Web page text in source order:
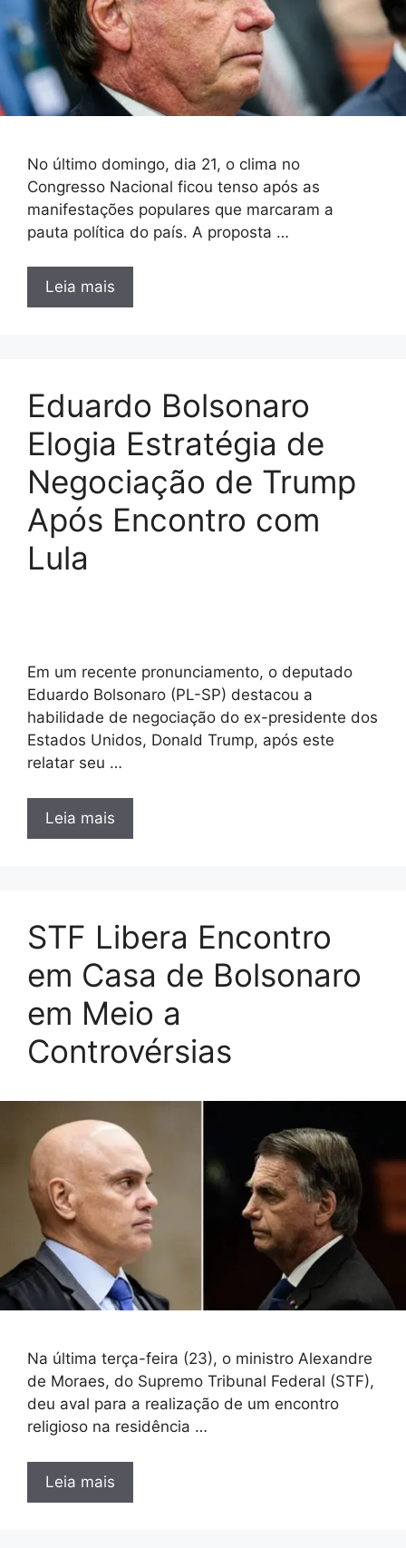
No último domingo, dia 21, o clima no
Congresso Nacional ficou tenso após as
manifestações populares que marcaram a
pauta política do país. A proposta …
Leia mais
Eduardo Bolsonaro
Elogia Estratégia de
Negociação de Trump
Após Encontro com
Lula
Em um recente pronunciamento, o deputado
Eduardo Bolsonaro (PL-SP) destacou a
habilidade de negociação do ex-presidente dos
Estados Unidos, Donald Trump, após este
relatar seu …
Leia mais
STF Libera Encontro
em Casa de Bolsonaro
em Meio a
Controvérsias
Na última terça-feira (23), o ministro Alexandre
de Moraes, do Supremo Tribunal Federal (STF),
deu aval para a realização de um encontro
religioso na residência …
Leia mais